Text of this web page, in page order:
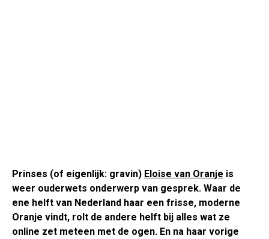
Prinses (of eigenlijk: gravin) Eloise van Oranje is
weer ouderwets onderwerp van gesprek. Waar de
ene helft van Nederland haar een frisse, moderne
Oranje vindt, rolt de andere helft bij alles wat ze
online zet meteen met de ogen. En na haar vorige